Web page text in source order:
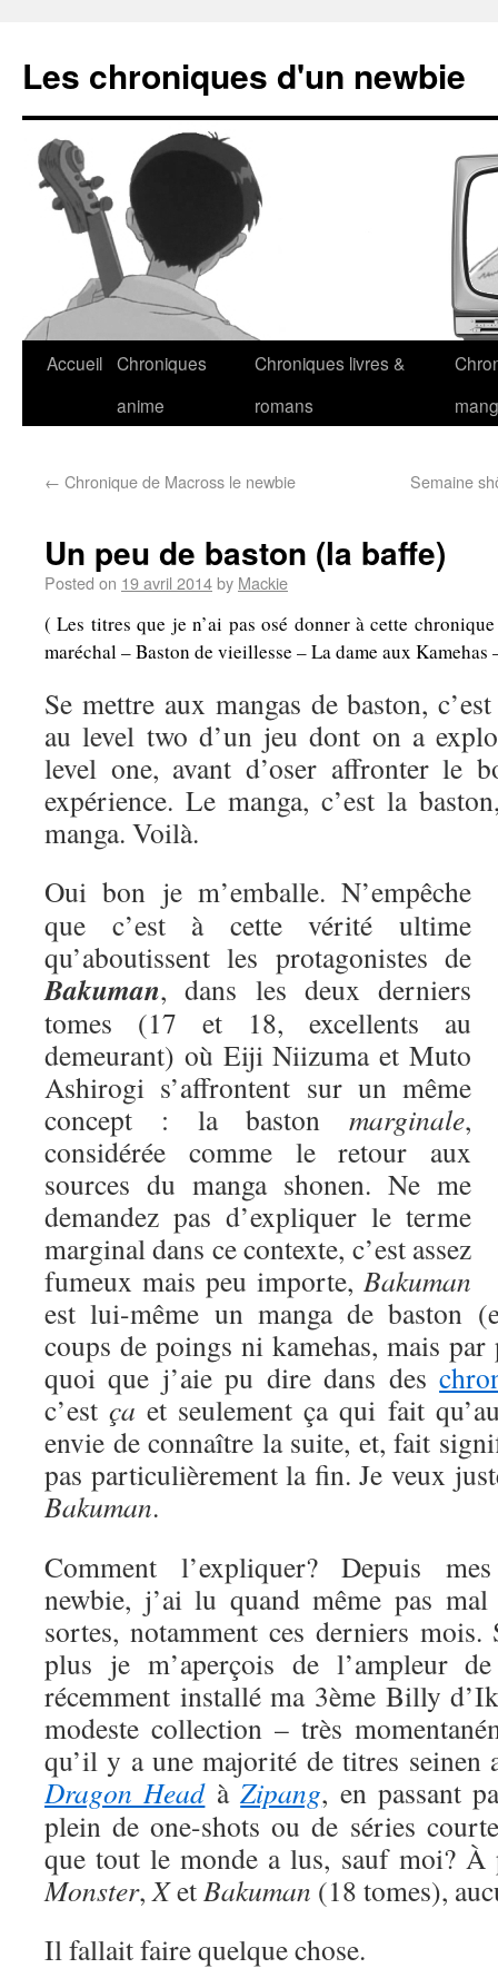
Les chroniques d'un newbie
Accueil Chroniques
anime
Chroniques livres &
romans
← Chronique de Macross le newbie Semaine
Un peu de baston (la baffe)
Posted on 19 avril 2014by Mackie
( Les titres que je n’ai pas osé donner à cette
maréchal – Baston de vieillesse – La dame aux
Se mettre aux mangas de baston,
au level two d’un jeu dont on a
level one, avant d’oser affronter le
expérience. Le manga, c’est la
manga. Voilà.
Oui bon je m’emballe. N’empêche
que c’est à cette vérité ultime
qu’aboutissent les protagonistes de
Bakuman, dans les deux derniers
tomes (17 et 18, excellents au
demeurant) où Eiji Niizuma et Muto
Ashirogi s’affrontent sur un même
concept : la baston marginale,
considérée comme le retour aux
sources du manga shonen. Ne me
demandez pas d’expliquer le terme
marginal dans ce contexte, c’est assez
fumeux mais peu importe, Bakuman
est lui-même un manga de baston
coups de poings ni kamehas, mais
quoi que j’aie pu dire dans des
c’estça et seulement ça qui fait
envie de connaître la suite, et, fait
pas particulièrement la fin. Je veux
Bakuman.
Comment l’expliquer? Depuis
newbie, j’ai lu quand même pas
sortes, notamment ces derniers
plus je m’aperçois de l’ampleur
récemment installé ma 3ème Billy
modeste collection – très
qu’il y a une majorité de titres seinen
Dragon HeadàZipang, en passant
plein de one-shots ou de séries
que tout le monde a lus, sauf moi?
Monster,XetBakuman (18 tomes),
Il fallait faire quelque chose.